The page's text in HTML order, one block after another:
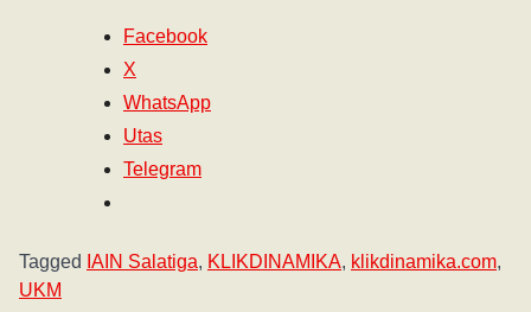
Facebook
X
WhatsApp
Utas
Telegram
Tagged IAIN Salatiga, KLIKDINAMIKA, klikdinamika.com,
UKM